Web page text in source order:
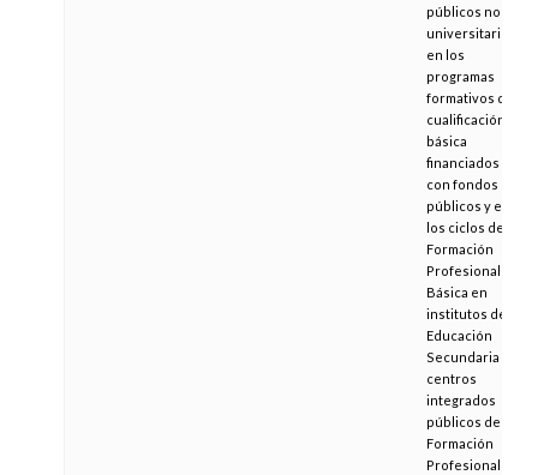
públicos no
universitarios;
en los
programas
formativos de
cualificación
básica
financiados
con fondos
públicos y en
los ciclos de
Formación
Profesional
Básica en
institutos de
Educación
Secundaria y
centros
integrados
públicos de
Formación
Profesional de